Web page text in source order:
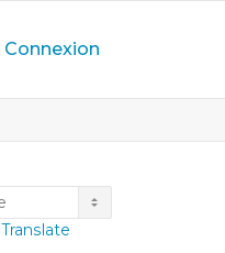
Connexion
Translate